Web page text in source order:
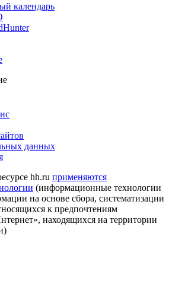
календарь
данных
hh.ru применяются
(информационные технологии
на основе сбора, систематизации
к предпочтениям
находящихся на территории